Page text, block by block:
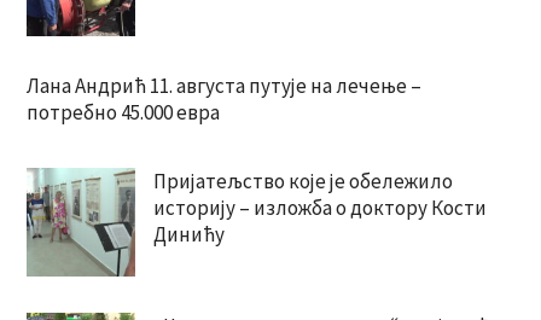
Лана Андрић 11. августа путује на лечење –
потребно 45.000 евра
Пријатељство које је обележило
историју – изложба о доктору Кости
Динићу